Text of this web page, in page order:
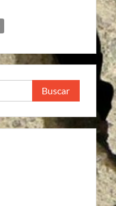
Buscar: